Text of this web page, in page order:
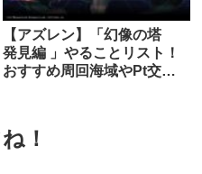
【アズレン】「幻像の塔
発見編 」やることリスト！
おすすめ周回海域やPt交換
！